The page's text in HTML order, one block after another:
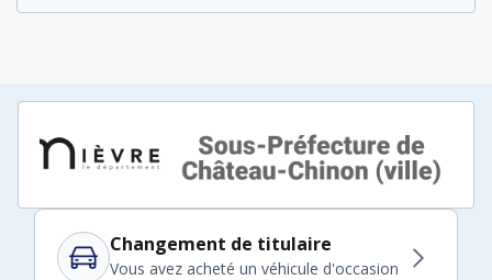
Changement de titulaire
Vous avez acheté un véhicule d'occasion